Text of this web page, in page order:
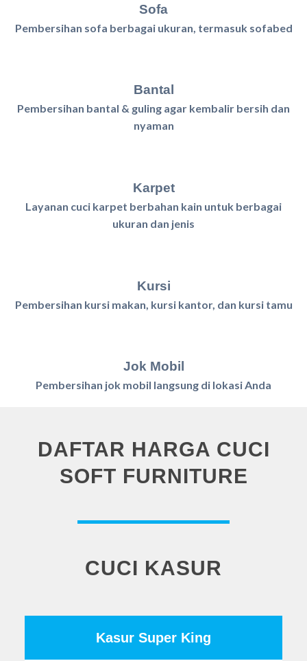
Sofa
Pembersihan sofa berbagai ukuran, termasuk sofabed
Bantal
Pembersihan bantal & guling agar kembalir bersih dan
nyaman
Karpet
Layanan cuci karpet berbahan kain untuk berbagai
ukuran dan jenis
Kursi
Pembersihan kursi makan, kursi kantor, dan kursi tamu
Jok Mobil
Pembersihan jok mobil langsung di lokasi Anda
DAFTAR HARGA CUCI
SOFT FURNITURE
CUCI KASUR
Kasur Super King